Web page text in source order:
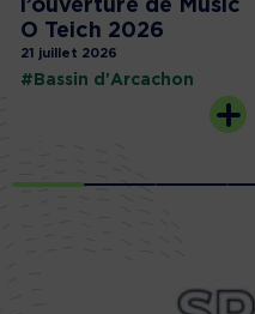
l’ouverture de Music
O Teich 2026
21 juillet 2026
#Bassin d'Arcachon